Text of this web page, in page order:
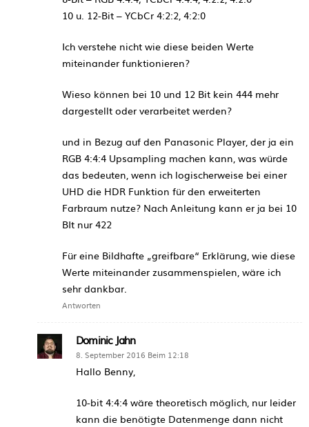
10 u. 12-Bit – YCbCr 4:2:2, 4:2:0
Ich verstehe nicht wie diese beiden Werte
miteinander funktionieren?
Wieso können bei 10 und 12 Bit kein 444 mehr
dargestellt oder verarbeitet werden?
und in Bezug auf den Panasonic Player, der ja ein
RGB 4:4:4 Upsampling machen kann, was würde
das bedeuten, wenn ich logischerweise bei einer
UHD die HDR Funktion für den erweiterten
Farbraum nutze? Nach Anleitung kann er ja bei 10
BIt nur 422
Für eine Bildhafte „greifbare“ Erklärung, wie diese
Werte miteinander zusammenspielen, wäre ich
sehr dankbar.
Antworten
Dominic Jahn
8. September 2016 Beim 12:18
Hallo Benny,
10-bit 4:4:4 wäre theoretisch möglich, nur leider
kann die benötigte Datenmenge dann nicht